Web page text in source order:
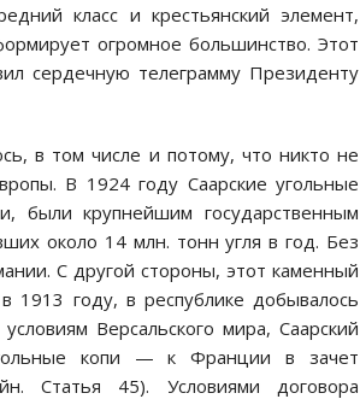
класс и крестьянский элемент,
огромное большинство. Этот
сердечную телеграмму Президенту
в том числе и потому, что никто не
В 1924 году Саарские угольные
были крупнейшим государственным
около 14 млн. тонн угля в год. Без
С другой стороны, этот каменный
1913 году, в республике добывалось
Версальского мира, Саарский
копи — к Франции в зачет
Статья 45). Условиями договора